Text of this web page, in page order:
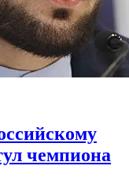
чемпиона